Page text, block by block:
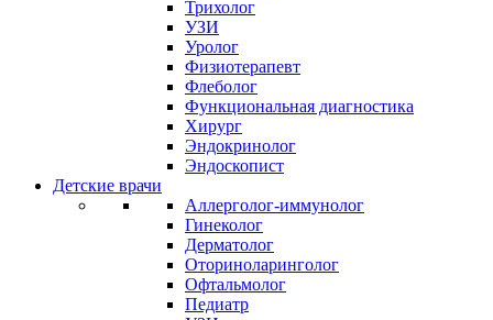
Трихолог
УЗИ
Уролог
Физиотерапевт
Флеболог
Функциональная диагностика
Хирург
Эндокринолог
Эндоскопист
Детские врачи
Аллерголог-иммунолог
Гинеколог
Дерматолог
Оториноларинголог
Офтальмолог
Педиатр